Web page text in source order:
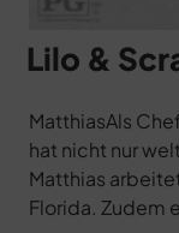
Lilo &
MatthiasAls
hat nicht nur
Matthias
Florida. Zudem